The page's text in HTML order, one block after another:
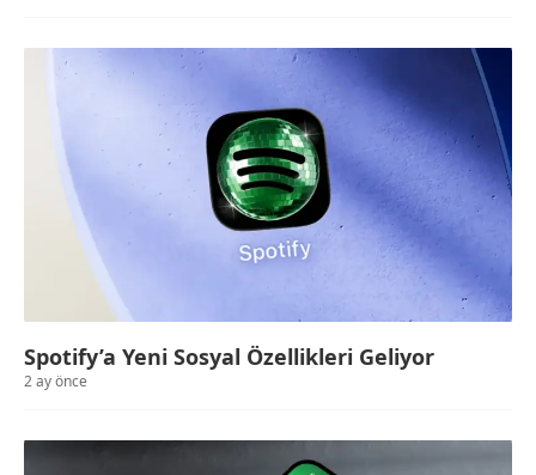
Spotify’a Yeni Sosyal Özellikleri Geliyor
2 ay önce